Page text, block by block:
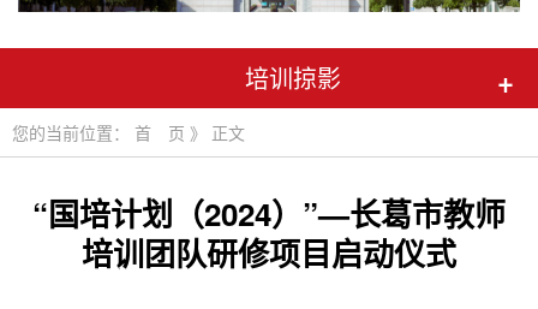
培训掠影 +
您的当前位置： 首 页 》 正文
“国培计划（2024）”—长葛市教师
培训团队研修项目启动仪式